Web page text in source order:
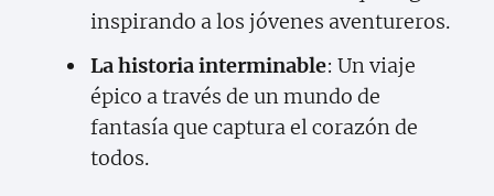
inspirando a los jóvenes aventureros.
La historia interminable: Un viaje
épico a través de un mundo de
fantasía que captura el corazón de
todos.